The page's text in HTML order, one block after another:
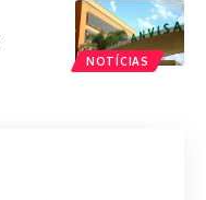
NOTÍCIAS